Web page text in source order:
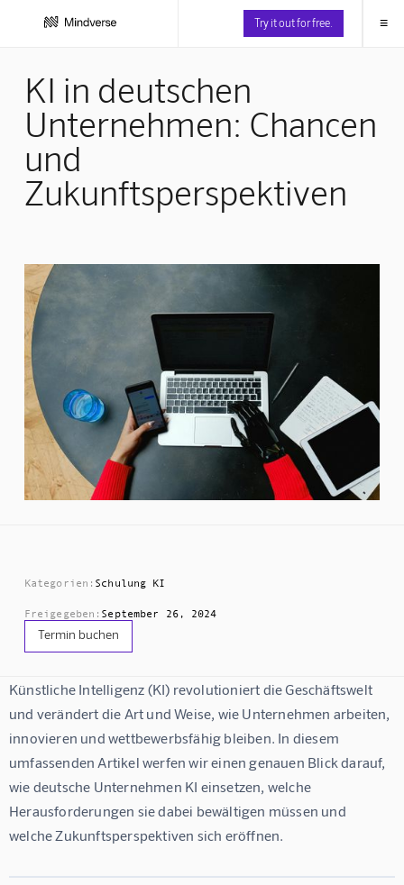
Try it out for free. ≡
KI in deutschen
Unternehmen: Chancen
und
Zukunftsperspektiven
Kategorien: Schulung KI
Freigegeben: September 26, 2024
Termin buchen
Künstliche Intelligenz (KI) revolutioniert die Geschäftswelt
und verändert die Art und Weise, wie Unternehmen arbeiten,
innovieren und wettbewerbsfähig bleiben. In diesem
umfassenden Artikel werfen wir einen genauen Blick darauf,
wie deutsche Unternehmen KI einsetzen, welche
Herausforderungen sie dabei bewältigen müssen und
welche Zukunftsperspektiven sich eröffnen.